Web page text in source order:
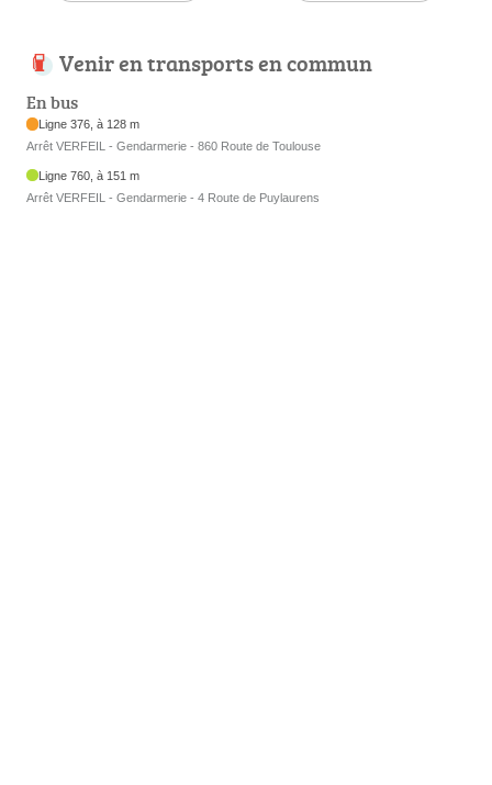
Venir en transports en commun
En bus
Ligne 376, à 128 m
Arrêt VERFEIL - Gendarmerie - 860 Route de Toulouse
Ligne 760, à 151 m
Arrêt VERFEIL - Gendarmerie - 4 Route de Puylaurens